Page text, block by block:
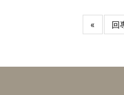
« 回